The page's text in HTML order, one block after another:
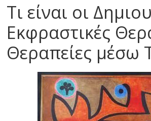
Τι είναι οι
Εκφραστικές
Θεραπείες μέσω